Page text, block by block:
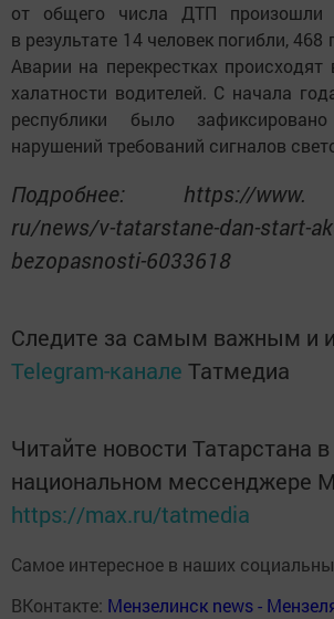
от общего числа ДТП произошли
в результате 14 человек погибли, 468
Аварии на перекрестках
халатности водителей. С начала
республики было
нарушений требований сигналов
Подробнее: https://www.
ru/news/v-tatarstane-dan-start-
bezopasnosti-6033618
Следите за самым важным и
Telegram-канале Татмедиа
Читайте новости Татарстана в
национальном мессенджере
https://max.ru/tatmedia
Самое интересное в наших
ВКонтакте: Мензелинск news -